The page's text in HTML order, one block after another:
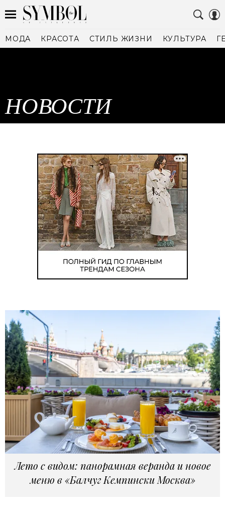
МОДА КРАСОТА СТИЛЬ ЖИЗНИ КУЛЬТУРА
НОВОСТИ
Лето с видом: панорамная веранда и новое
меню в «Балчуг Кемпински Москва»